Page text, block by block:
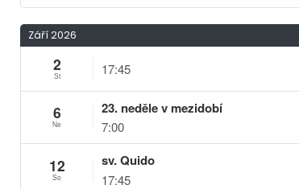
Září 2026
2
St 17:45
6
Ne
23. neděle v mezidobí
7:00
12
So
sv. Quido
17:45